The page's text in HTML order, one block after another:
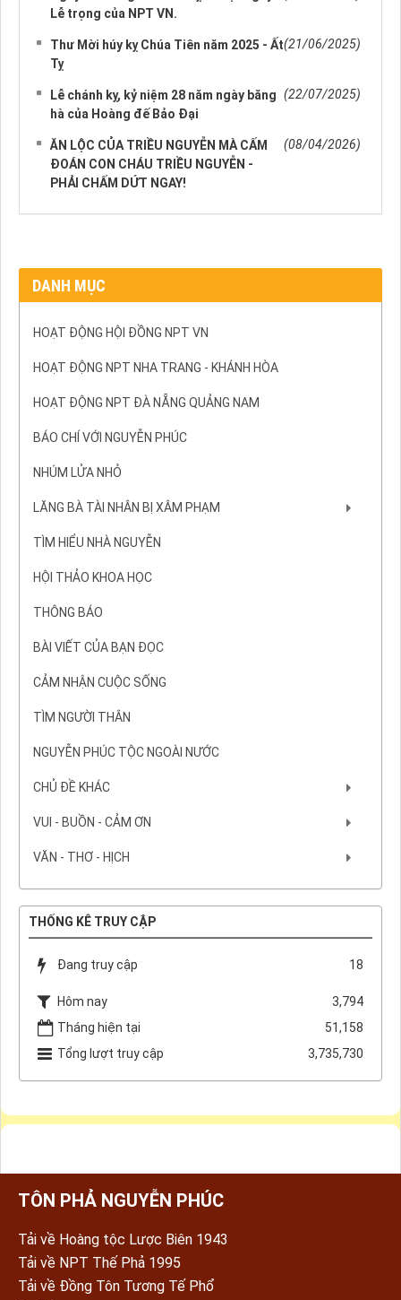
Lễ trọng của NPT VN.
Thư Mời húy kỵ Chúa Tiên năm 2025 - Ất
Tỵ
(21/06/2025)
Lễ chánh kỵ, kỷ niệm 28 năm ngày băng
hà của Hoàng đế Bảo Đại
(22/07/2025)
ĂN LỘC CỦA TRIỀU NGUYỄN MÀ CẤM
ĐOÁN CON CHÁU TRIỀU NGUYỄN -
PHẢI CHẤM DỨT NGAY!
(08/04/2026)
DANH MỤC
HOẠT ĐỘNG HỘI ĐỒNG NPT VN
HOẠT ĐỘNG NPT NHA TRANG - KHÁNH HÒA
HOẠT ĐỘNG NPT ĐÀ NẴNG QUẢNG NAM
BÁO CHÍ VỚI NGUYỄN PHÚC
NHÚM LỬA NHỎ
LĂNG BÀ TÀI NHÂN BỊ XÂM PHẠM
TÌM HIỂU NHÀ NGUYỄN
HỘI THẢO KHOA HỌC
THÔNG BÁO
BÀI VIẾT CỦA BẠN ĐỌC
CẢM NHẬN CUỘC SỐNG
TÌM NGƯỜI THÂN
NGUYỄN PHÚC TỘC NGOÀI NƯỚC
CHỦ ĐỀ KHÁC
VUI - BUỒN - CẢM ƠN
VĂN - THƠ - HỊCH
THỐNG KÊ TRUY CẬP
Đang truy cập 18
Hôm nay
3,794
Tháng hiện tại
51,158
Tổng lượt truy cập
3,735,730
TÔN PHẢ NGUYỄN PHÚC
Tải về Hoàng tộc Lược Biên 1943
Tải về NPT Thế Phả 1995
Tải về Đồng Tôn Tương Tế Phổ